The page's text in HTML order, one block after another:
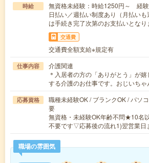
時給
無資格未経験：時給1250円～ 経
日払い／週払い制度あり（月払い
は手続き完了次第のお支払いとなり
交通費
交通費全額支給※規定有
仕事内容
介護関連
＊入居者の方の「ありがとう」が
する介護のお仕事です。おじいち
応募資格
職種未経験OK / ブランクOK / パソ
要
無資格・未経験OK年齢不問★10名
不要です▽応募後の流れ1)翌営業
職場の雰囲気